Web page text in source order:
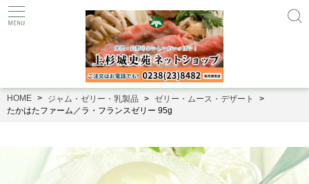
HOME ジャム・ゼリー・乳製品
ゼリー・ムース・デザート
たかはたファーム／ラ・フランスゼリー 95g